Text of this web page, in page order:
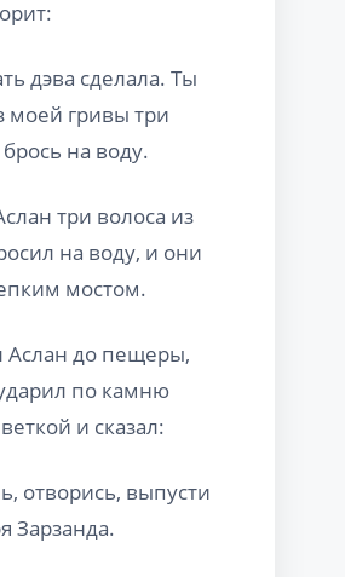
дэва сделала. Ты
моей гривы три
на воду.
три волоса из
на воду, и они
мостом.
Аслан до пещеры,
по камню
и сказал:
отворись, выпусти
Зарзанда.